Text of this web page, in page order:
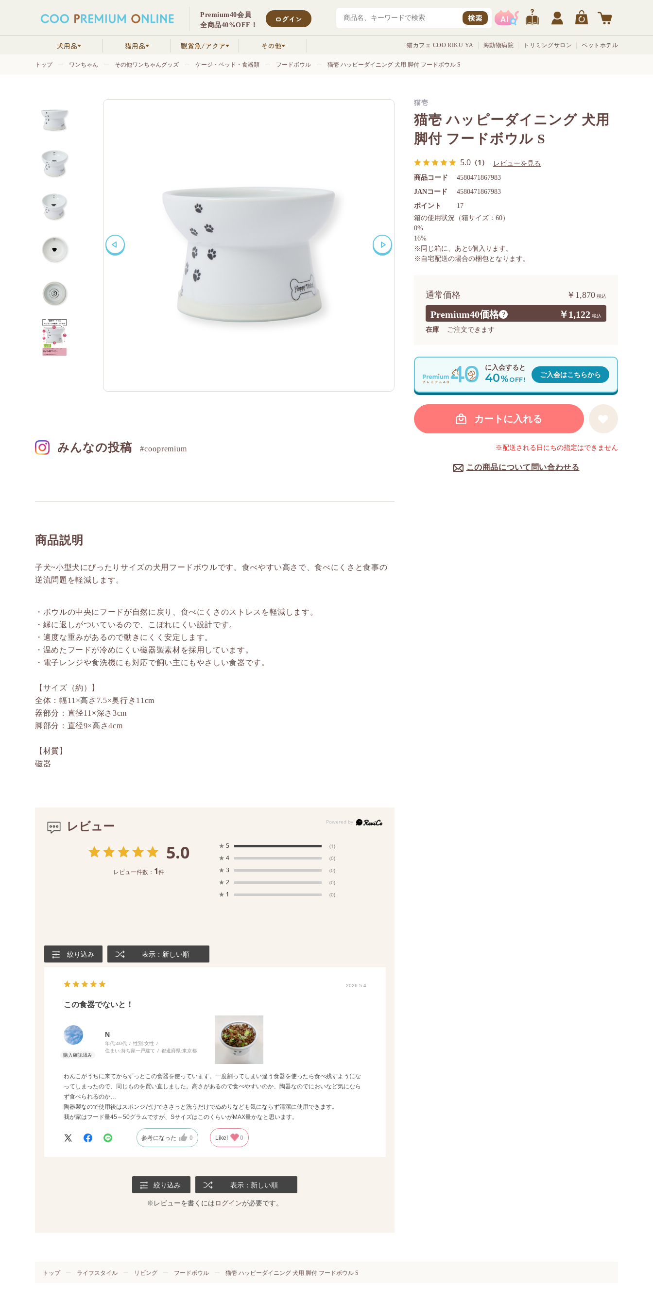
Premium40会員
全商品40%OFF！
ログイン 検索
犬用品 猫用品 観賞魚/アクア その他 猫カフェ COO RIKU YA 海動物病院 トリミングサロン ペットホテル
トップ ワンちゃん その他ワンちゃんグッズ ケージ・ベッド・食器類 フードボウル 猫壱 ハッピーダイニング 犬用 脚付 フードボウル S
みんなの投稿 #coopremium
商品説明
子犬~小型犬にぴったりサイズの犬用フードボウルです。食べやすい高さで、食べにくさと食事の
逆流問題を軽減します。
・ボウルの中央にフードが自然に戻り、食べにくさのストレスを軽減します。
・縁に返しがついているので、こぼれにくい設計です。
・適度な重みがあるので動きにくく安定します。
・温めたフードが冷めにくい磁器製素材を採用しています。
・電子レンジや食洗機にも対応で飼い主にもやさしい食器です。
【サイズ（約）】
全体：幅11×高さ7.5×奥行き11cm
器部分：直径11×深さ3cm
脚部分：直径9×高さ4cm
【材質】
磁器
レビュー
5.0
レビュー件数： 1件
★ 5 (1)
★ 4 (0)
★ 3 (0)
★ 2 (0)
★ 1 (0)
絞り込み 表示：新しい順
2026.5.4
この食器でないと！
N
年代:40代 性別:女性
住まい:持ち家一戸建て 都道府県:東京都
わんこがうちに来てからずっとこの食器を使っています。一度割ってしまい違う食器を使ったら食べ残すようにな
ってしまったので、同じものを買い直しました。高さがあるので食べやすいのか、陶器なのでにおいなど気になら
ず食べられるのか…
陶器製なので使用後はスポンジだけでささっと洗うだけでぬめりなども気にならず清潔に使用できます。
我が家はフード量45～50グラムですが、SサイズはこのくらいがMAX量かなと思います。
参考になった 0 Like! 0
絞り込み 表示：新しい順
※レビューを書くにはログインが必要です。
猫壱 ハッピーダイニング 犬用
脚付 フードボウル S
5.0 （1） レビューを見る
Premium40価格 ? ￥1,122
通常価格 ￥1,870
在庫 ご注文できます
商品コード 4580471867983
ポイント 17
JANコード 4580471867983
カートに入れる
この商品について問い合わせる
箱の使用状況 （箱サイズ：60）
0%
16%
※同じ箱に、あと 6個入ります。
※自宅配送の場合の梱包となります。
猫壱
※配送される日にちの指定はできません
に入会すると
40%OFF!
ご入会はこちらから
トップ ライフスタイル リビング フードボウル 猫壱 ハッピーダイニング 犬用 脚付 フードボウル S